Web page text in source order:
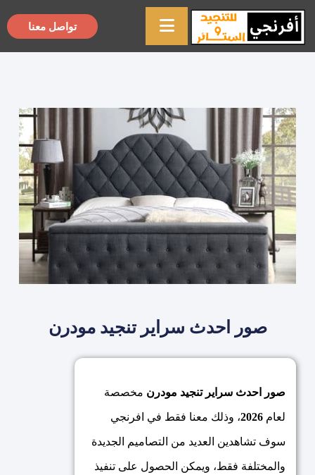
×
تواصل معنا
صور احدث سراير تنجيد مودرن
صور احدث سراير تنجيد مودرن مخصصة
لعام 2026، وذلك معنا فقط في افرنجي
سوف تشاهدين العديد من التصاميم الجديدة
والمختلفة فقط، ويمكن الحصول على تنفيذ